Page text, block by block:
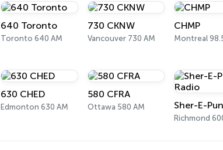
640 Toronto
Toronto 640 AM
730 CKNW
Vancouver 730 AM
CHMP
Montreal
630 CHED
Edmonton 630 AM
580 CFRA
Ottawa 580 AM
Richmond